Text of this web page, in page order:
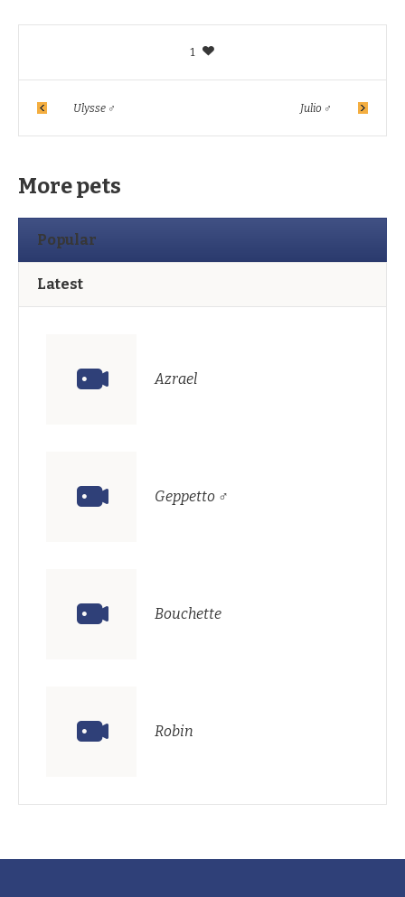
1
Ulysse ♂ Julio ♂
More pets
Popular
Latest
Azrael
Geppetto ♂
Bouchette
Robin